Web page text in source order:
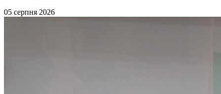
05 серпня 2026